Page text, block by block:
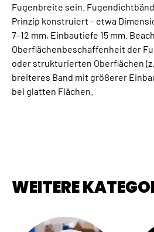
Fugenbreite sein.
Prinzip konstruiert – etwa
7–12 mm, Einbautiefe 15 mm.
Oberflächenbeschaffenheit der
oder strukturierten Oberflächen
breiteres Band mit größerer
bei glatten Flächen.
WEITERE